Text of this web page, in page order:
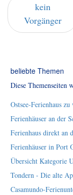
kein
Vorgänger
beliebte Themen
Diese Themenseiten
Ostsee-Ferienhaus
Ferienhäuser an der
Ferienhaus direkt an
Ferienhäuser in Port
Übersicht Kategorie
Tondern - Die alte
Casamundo-